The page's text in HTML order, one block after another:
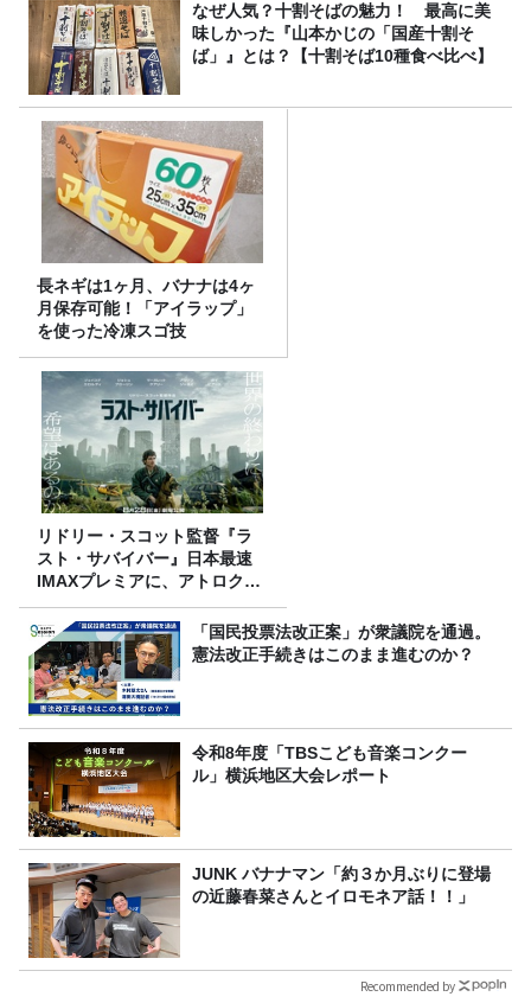
なぜ人気？十割そばの魅力！ 最高に美
味しかった『山本かじの「国産十割そ
ば」』とは？【十割そば10種食べ比べ】
長ネギは1ヶ月、バナナは4ヶ
月保存可能！「アイラップ」
を使った冷凍スゴ技
リドリー・スコット監督『ラ
スト・サバイバー』日本最速
IMAXプレミアに、アトロクリ
スナー60名をご招待！
「国民投票法改正案」が衆議院を通過。
憲法改正手続きはこのまま進むのか？
令和8年度「TBSこども音楽コンクー
ル」横浜地区大会レポート
JUNK バナナマン「約３か月ぶりに登場
の近藤春菜さんとイロモネア話！！」
Recommended by